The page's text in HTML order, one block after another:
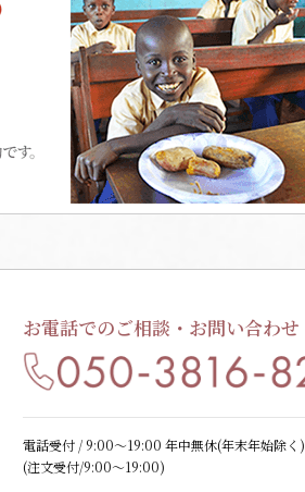
お電話でのご相談・お問い合わせ
電話受付 / 9:00〜19:00 年中無休(年末年始除く)
(注文受付/9:00～19:00)